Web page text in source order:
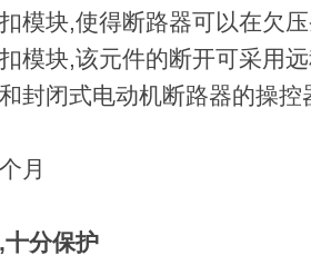
块,使得断路器可以在欠压
块,该元件的断开可采用远
闭式电动机断路器的操控
月
分保护